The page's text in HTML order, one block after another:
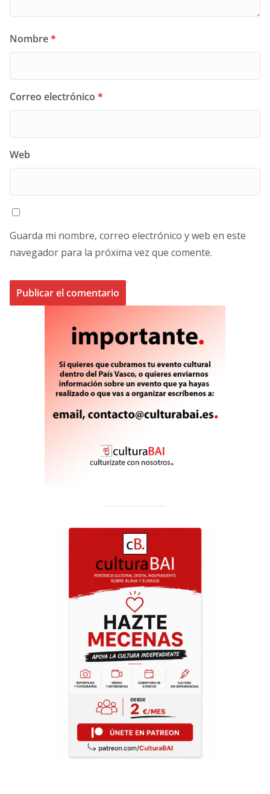
Nombre*
Correo electrónico *
Web
Guarda mi nombre, correo electrónico y web en este
navegador para la próxima vez que comente.